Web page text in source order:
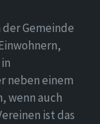
Gemeinde
neben einem
wenn auch
ist das